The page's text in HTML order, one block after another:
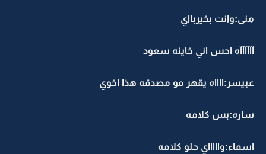
منى:وانت بخيربااي
آآآآآآه احس اني خاينه سعود
عبيسر:ااااه يقهر مو مصدقه هذا اخوي
ساره:بس كلامه
اسماء:واااااي حلو كلامه